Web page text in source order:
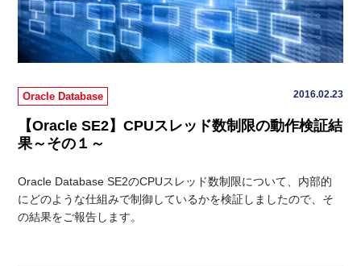
Oracle Database 2016.02.23
【Oracle SE2】CPUスレッド数制限の動作検証結
果～その１～
Oracle Database SE2のCPUスレッド数制限について、内部的
にどのような仕組みで制御しているかを検証しましたので、そ
の結果をご報告します。